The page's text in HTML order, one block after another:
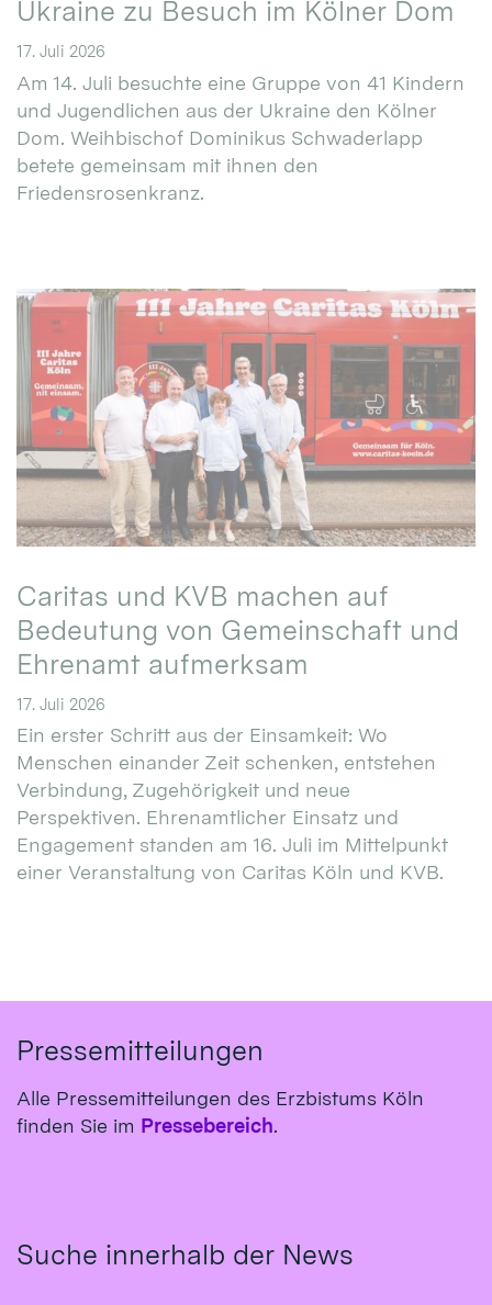
Ukraine zu Besuch im Kölner Dom
17. Juli 2026
Am 14. Juli besuchte eine Gruppe von 41 Kindern
und Jugendlichen aus der Ukraine den Kölner
Dom. Weihbischof Dominikus Schwaderlapp
betete gemeinsam mit ihnen den
Friedensrosenkranz.
Caritas und KVB machen auf
Bedeutung von Gemeinschaft und
Ehrenamt aufmerksam
17. Juli 2026
Ein erster Schritt aus der Einsamkeit: Wo
Menschen einander Zeit schenken, entstehen
Verbindung, Zugehörigkeit und neue
Perspektiven. Ehrenamtlicher Einsatz und
Engagement standen am 16. Juli im Mittelpunkt
einer Veranstaltung von Caritas Köln und KVB.
Pressemitteilungen
Alle Pressemitteilungen des Erzbistums Köln
finden Sie im Pressebereich.
Suche innerhalb der News